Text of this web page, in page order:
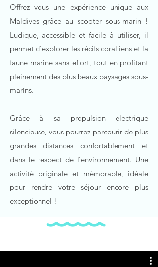
Offrez vous une expérience unique aux
Maldives grâce au scooter sous-marin !
Ludique, accessible et facile à utiliser, il
permet d’explorer les récifs coralliens et la
faune marine sans effort, tout en profitant
pleinement des plus beaux paysages sous-
marins.
Grâce à sa propulsion électrique
silencieuse, vous pourrez parcourir de plus
grandes distances confortablement et
dans le respect de l’environnement. Une
activité originale et mémorable, idéale
pour rendre votre séjour encore plus
exceptionnel !